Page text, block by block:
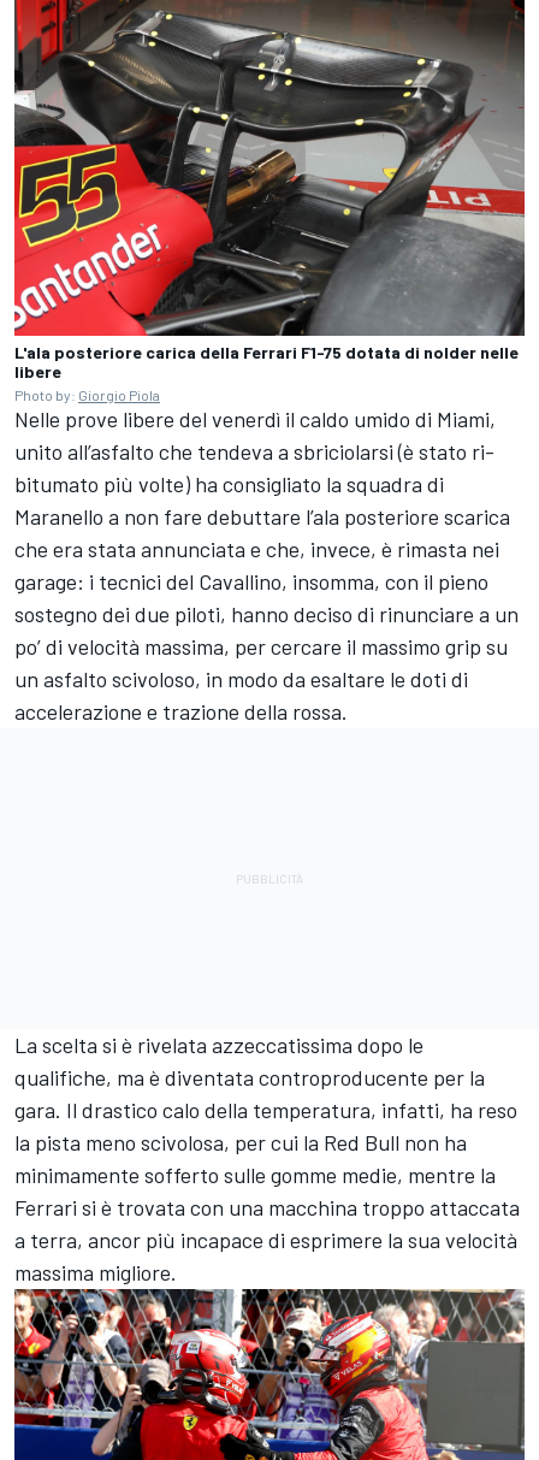
L'ala posteriore carica della Ferrari F1-75 dotata di nolder nelle
libere
Photo by: Giorgio Piola
Nelle prove libere del venerdì il caldo umido di Miami,
unito all’asfalto che tendeva a sbriciolarsi (è stato ri-
bitumato più volte) ha consigliato la squadra di
Maranello a non fare debuttare l’ala posteriore scarica
che era stata annunciata e che, invece, è rimasta nei
garage: i tecnici del Cavallino, insomma, con il pieno
sostegno dei due piloti, hanno deciso di rinunciare a un
po’ di velocità massima, per cercare il massimo grip su
un asfalto scivoloso, in modo da esaltare le doti di
accelerazione e trazione della rossa.
La scelta si è rivelata azzeccatissima dopo le
qualifiche, ma è diventata controproducente per la
gara. Il drastico calo della temperatura, infatti, ha reso
la pista meno scivolosa, per cui la Red Bull non ha
minimamente sofferto sulle gomme medie, mentre la
Ferrari si è trovata con una macchina troppo attaccata
a terra, ancor più incapace di esprimere la sua velocità
massima migliore.